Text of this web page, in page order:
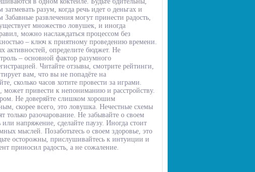
разум, когда речь идет о деньгах и
развлечения могут принести радость,
множество ловушек, и иногда
можно наслаждаться процессом без
– ключ к приятному проведению времени.
активностей, определите бюджет. Не
– основной фактор разумного
Читайте отзывы, смотрите рейтинги,
вам, что вы не попадёте на
сколько часов хотите провести за играми.
привести к непониманию и расстройству.
Не доверяйте слишком хорошим
скорее всего, это ловушка. Нечестные схемы
только разочарование. Не забывайте о своем
напряжение, сделайте паузу. Иногда стоит
мыслей. Позаботьтесь о своем здоровье, это
осторожны, прислушивайтесь к интуиции и
приносил радость, а не сожаление.